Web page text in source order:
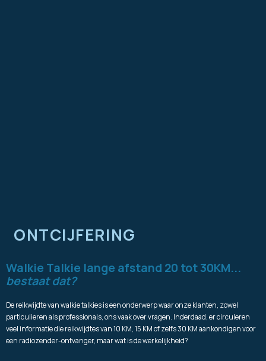
ONTCIJFERING
Walkie Talkie lange afstand 20 tot 30KM...
bestaat dat?
De reikwijdte van walkie talkies is een onderwerp waar onze klanten, zowel
particulieren als professionals, ons vaak over vragen. Inderdaad, er circuleren
veel informatie die reikwijdtes van 10 KM, 15 KM of zelfs 30 KM aankondigen voor
een radiozender-ontvanger, maar wat is de werkelijkheid?